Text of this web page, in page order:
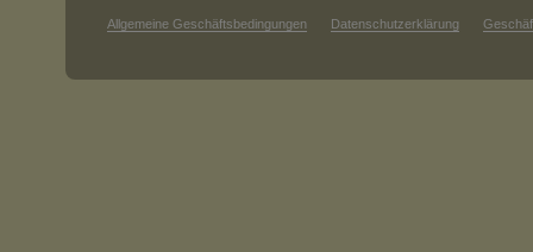
Allgemeine Geschäftsbedingungen Datenschutzerklärung